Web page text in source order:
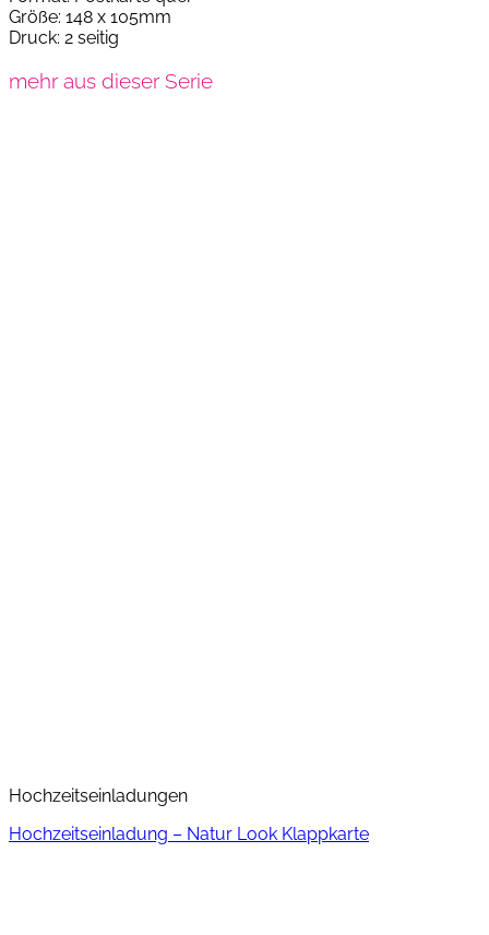
Größe: 148 x 105mm
Druck: 2 seitig
mehr aus dieser Serie
Hochzeitseinladungen
Hochzeitseinladung – Natur Look Klappkarte